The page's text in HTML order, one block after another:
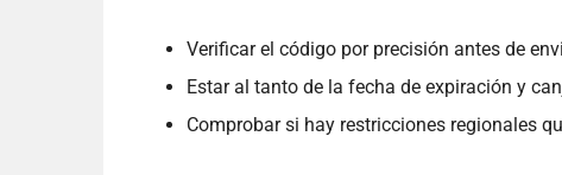
Verificar el código por precisión antes de
Estar al tanto de la fecha de expiración y
Comprobar si hay restricciones regionales